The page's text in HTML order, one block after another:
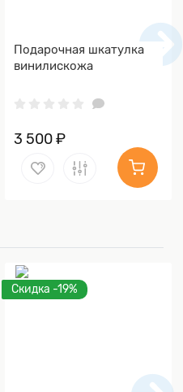
Подарочная шкатулка
винилискожа
3 500 ₽
Скидка -19%